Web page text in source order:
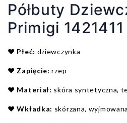
Półbuty
Primigi 1421411
❤️ Płeć: dziewczynka
❤️ Zapięcie: rzep
❤️ Materiał: skóra syntetyczna,
❤️Wkładka: skórzana, wyjmowana